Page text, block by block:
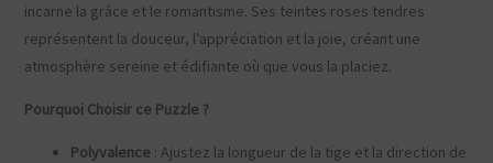
incarne la grâce et le romantisme. Ses teintes roses tendres
représentent la douceur, l’appréciation et la joie, créant une
atmosphère sereine et édifiante où que vous la placiez.
Pourquoi Choisir ce Puzzle ?
Polyvalence : Ajustez la longueur de la tige et la direction de